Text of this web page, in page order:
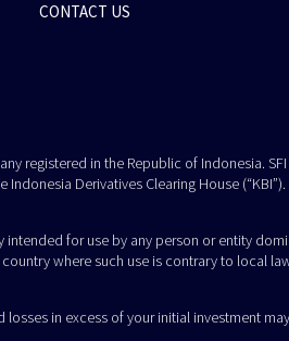
CONTACT US
registered in the Republic of Indonesia.
Derivatives Clearing House
for use by any person or entity
where such use is contrary to local
in excess of your initial investment